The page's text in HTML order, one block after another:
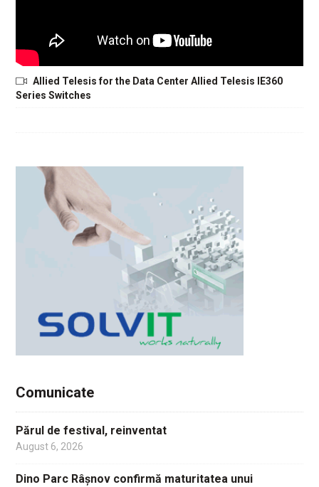
Allied Telesis for the Data Center Allied Telesis IE360
Series Switches
Comunicate
Părul de festival, reinventat
August 6, 2026
Dino Parc Râșnov confirmă maturitatea unui